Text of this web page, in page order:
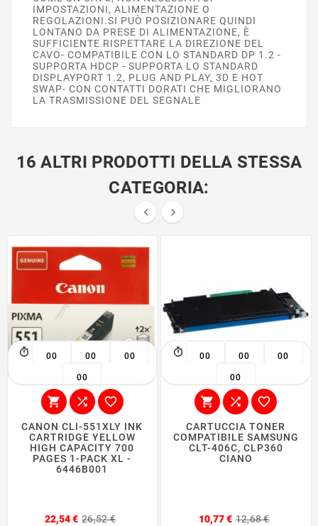
IMPOSTAZIONI, ALIMENTAZIONE O
REGOLAZIONI.SI PUÒ POSIZIONARE QUINDI
LONTANO DA PRESE DI ALIMENTAZIONE, È
SUFFICIENTE RISPETTARE LA DIREZIONE DEL
CAVO- COMPATIBILE CON LO STANDARD DP 1.2 -
SUPPORTA HDCP - SUPPORTA LO STANDARD
DISPLAYPORT 1.2, PLUG AND PLAY, 3D E HOT
SWAP- CON CONTATTI DORATI CHE MIGLIORANO
LA TRASMISSIONE DEL SEGNALE
16 ALTRI PRODOTTI DELLA STESSA
CATEGORIA:
 
00 00 00
00
  
CANON CLI-551XLY INK
CARTRIDGE YELLOW
HIGH CAPACITY 700
PAGES 1-PACK XL -
6446B001
22,54 € 26,52 €
00 00 00
00
  
CARTUCCIA TONER
COMPATIBILE SAMSUNG
CLT-406C, CLP360
CIANO
10,77 € 12,68 €